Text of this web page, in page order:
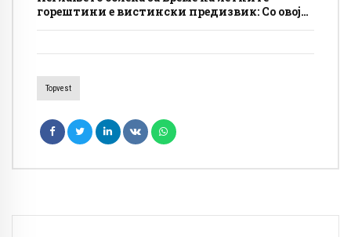
горештини е вистински предизвик: Со овој
Topvest